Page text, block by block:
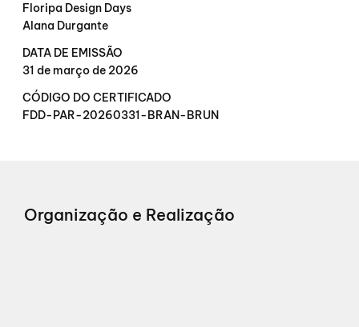
DATA DE EMISSÃO
31 de março de 2026
Floripa Design Days
Alana Durgante
CÓDIGO DO CERTIFICADO
FDD-PAR-20260331-BRAN-BRUN
Organização e Realização